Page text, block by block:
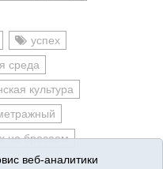
успех
среда
культура
не бросаем
веб-аналитики